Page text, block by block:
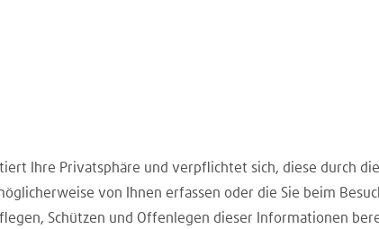
Ihre Privatsphäre und verpflichtet sich, diese durch
von Ihnen erfassen oder die Sie beim
Schützen und Offenlegen dieser Informationen